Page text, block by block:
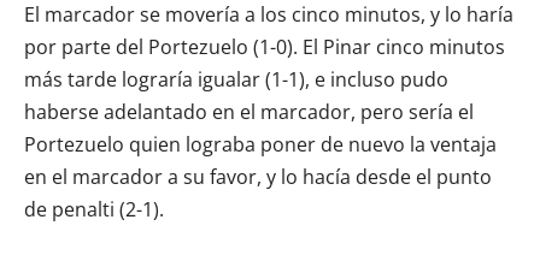
El marcador se movería a los cinco minutos, y lo haría
por parte del Portezuelo (1-0). El Pinar cinco minutos
más tarde lograría igualar (1-1), e incluso pudo
haberse adelantado en el marcador, pero sería el
Portezuelo quien lograba poner de nuevo la ventaja
en el marcador a su favor, y lo hacía desde el punto
de penalti (2-1).